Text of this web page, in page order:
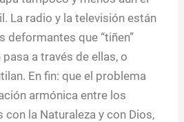
La radio y la televisión están
deformantes que “tiñen”
a través de ellas, o
En fin: que el problema
armónica entre los
la Naturaleza y con Dios,